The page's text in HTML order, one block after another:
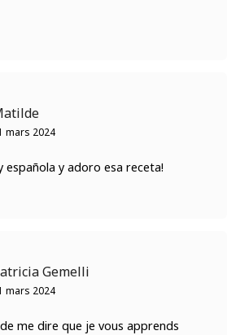
mars 2024
española y adoro esa receta!
Gemelli
mars 2024
me dire que je vous apprends